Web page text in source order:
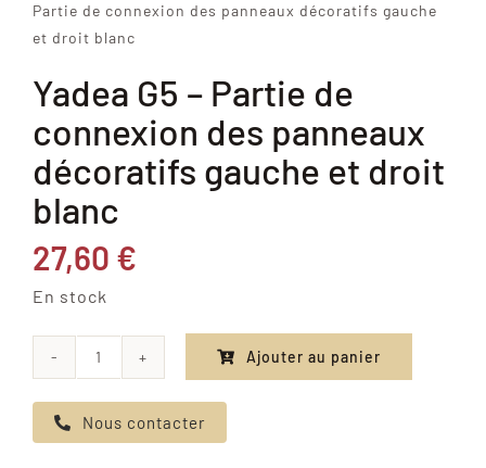
Partie de connexion des panneaux décoratifs gauche
et droit blanc
Yadea G5 – Partie de
connexion des panneaux
décoratifs gauche et droit
blanc
27,60 €
En stock
de
Yadea
Ajouter au panier
Nous contacter